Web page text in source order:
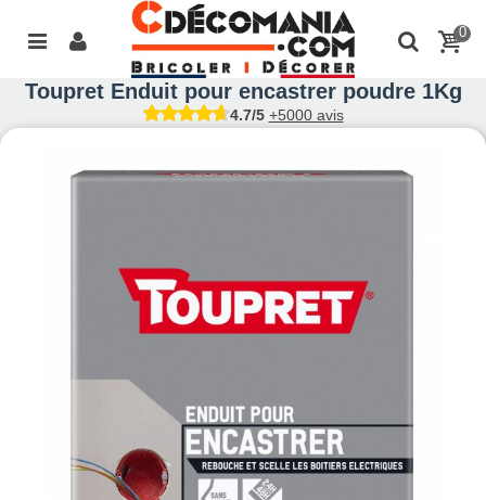
0
Toupret Enduit pour encastrer poudre 1Kg
4.7/5 +5000 avis